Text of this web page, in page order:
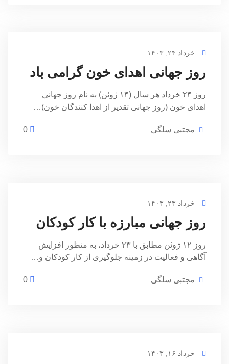
خرداد ۲۴, ۱۴۰۳
روز جهانی اهدای خون گرامی باد
روز ۲۴ خرداد هر سال (۱۴ ژوئن) به نام روز جهانی
اهدای خون (روز جهانی تقدیر از اهدا کنندگان خون)…
مجتبی سلگی
خرداد ۲۳, ۱۴۰۳
روز جهانی مبارزه با کار کودکان
روز ۱۲ ژوئن مطابق با ۲۳ خرداد، به منظور افزایش
آگاهی و فعالیت در زمینه جلوگیری از کار کودکان و…
مجتبی سلگی
خرداد ۱۶, ۱۴۰۳